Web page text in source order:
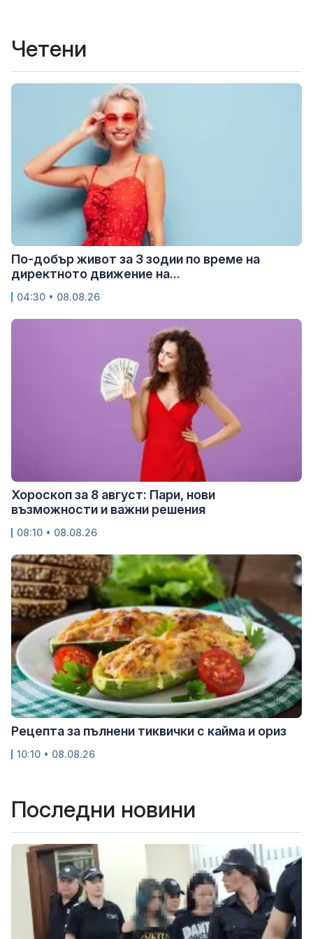
Четени
По-добър живот за 3 зодии по време на
директното движение на...
04:30 • 08.08.26
Хороскоп за 8 август: Пари, нови
възможности и важни решения
08:10 • 08.08.26
Рецепта за пълнени тиквички с кайма и ориз
10:10 • 08.08.26
Последни новини